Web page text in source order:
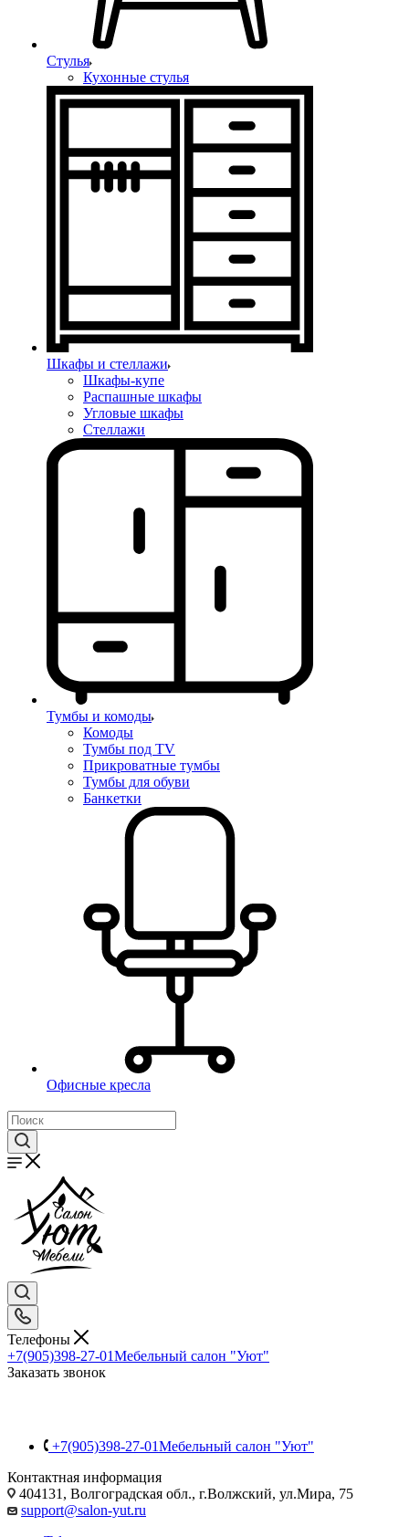
Стулья
Кухонные стулья
Шкафы и стеллажи
Шкафы-купе
Распашные шкафы
Угловые шкафы
Стеллажи
Тумбы и комоды
Комоды
Тумбы под TV
Прикроватные тумбы
Тумбы для обуви
Банкетки
Офисные кресла
Телефоны
+7(905)398-27-01Мебельный салон "Уют"
Заказать звонок
+7(905)398-27-01Мебельный салон "Уют"
Контактная информация
404131, Волгоградская обл., г.Волжский, ул.Мира, 75
support@salon-yut.ru